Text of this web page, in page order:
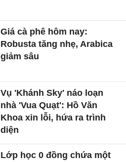
Giá cà phê hôm nay:
Robusta tăng nhẹ, Arabica
giảm sâu
Vụ 'Khánh Sky' náo loạn
nhà 'Vua Quạt': Hồ Văn
Khoa xin lỗi, hứa ra trình
diện
Lớp học 0 đồng chứa một